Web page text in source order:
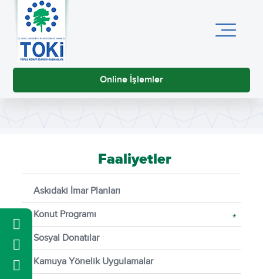
Online İşlemler
Faaliyetler
Askıdaki İmar Planları
Konut Programı +
Sosyal Donatılar
Kamuya Yönelik Uygulamalar